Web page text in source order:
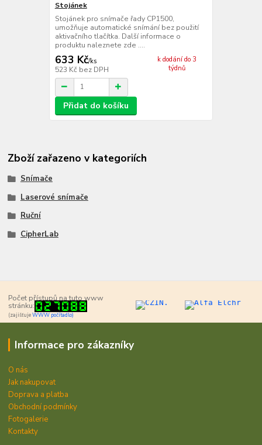
Stojánek
Stojánek pro snímače řady CP1500,
umožňuje automatické snímání bez použití
aktivačního tlačítka. Další informace o
produktu naleznete zde ....
633 Kč/ks
523 Kč bez DPH
k dodání do 3
týdnů
Přidat do košíku
Zboží zařazeno v kategoriích
Snímače
Laserové snímače
Ruční
CipherLab
Počet přístupů na tuto www
stránku:
(zajišťujeWWW počítadlo)
Informace pro zákazníky
O nás
Jak nakupovat
Doprava a platba
Obchodní podmínky
Fotogalerie
Kontakty